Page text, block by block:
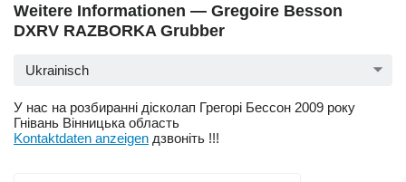
Weitere Informationen — Gregoire Besson
DXRV RAZBORKA Grubber
Ukrainisch
У нас на розбиранні дісколап Грегорі Бессон 2009 року
Гнівань Вінницька область
Kontaktdaten anzeigen дзвоніть !!!